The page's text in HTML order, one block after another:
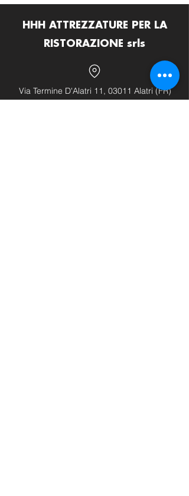
HHH ATTREZZATURE PER LA
RISTORAZIONE srls
Via Termine D'Alatri 11, 03011 Alatri (FR)